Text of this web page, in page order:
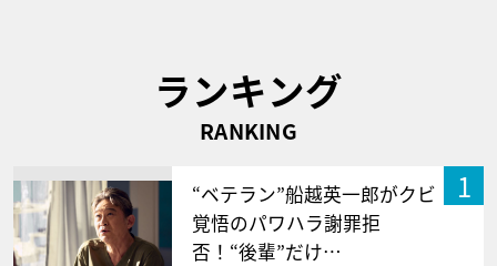
ランキング
RANKING
1
“ベテラン”船越英一郎がクビ
覚悟のパワハラ謝罪拒
否！“後輩”だけ…